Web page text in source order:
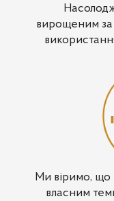
вирощеним
Ми віримо, що
власним